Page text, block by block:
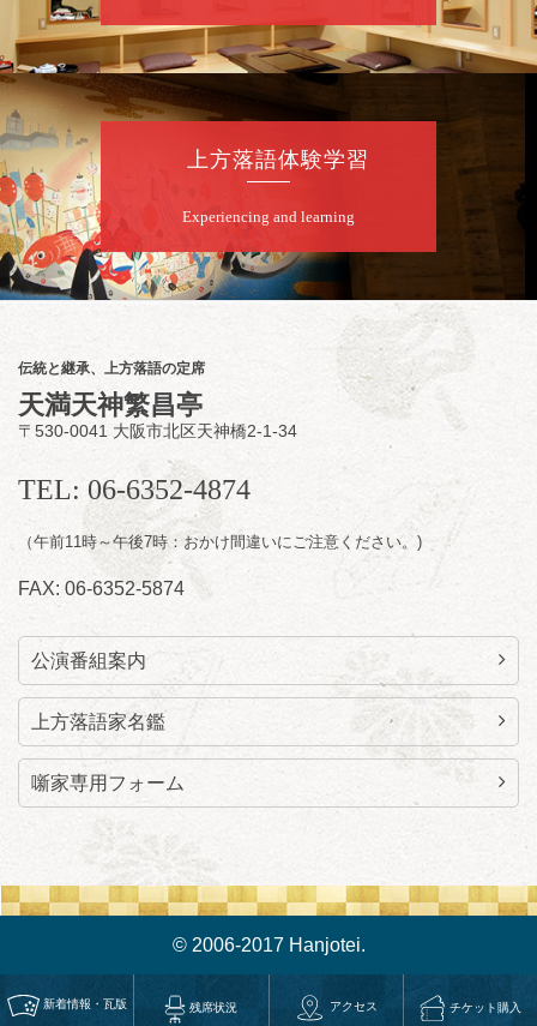
新着情報・瓦版 残席状況 アクセス チケット購入
夜
8月10日（月）
桂慶治朗 月例奮闘落語会 八月席
桂慶治朗「鉄砲勇助」「植木屋娘」ほか一席
／桂弥壱「開口一番」
前売2,000円 当日2,500円
お問合せ：慶治朗落語会事務局 090-8126-
2020
★菟道亭配信あり
配信の
購入はこちらをクリック
8月11日（火）
昼席：番組案内
桂九寿玉／桂弥太郎／桂かい枝※／けんたと
ももえ（音曲漫才）※／笑福亭三喬／桂米平
～仲入～桂咲之輔／林家染団治／キタノ大地
（マジック）／笑福亭松枝（※…配信はござ
★菟道亭 配信あり
上方落語体験学習
Experiencing and learning
伝統と継承、上方落語の定席
天満天神繁昌亭
〒530-0041 大阪市北区天神橋2-1-34
TEL: 06-6352-4874
（午前11時～午後7時：おかけ間違いにご注意ください。)
FAX: 06-6352-5874
公演番組案内
上方落語家名鑑
噺家専用フォーム
© 2006-2017 Hanjotei.